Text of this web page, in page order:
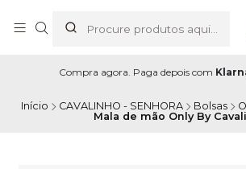
Compra agora. Paga depois com
Início CAVALINHO - SENHORA Bolsas
Mala de mão Only By